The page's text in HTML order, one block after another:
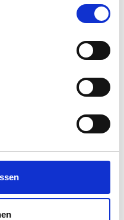
pro qm 2026 in
ab, und eines der
der Immobilie. Das Alter